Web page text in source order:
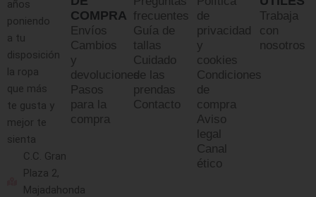
años
poniendo
a tu
disposición
la ropa
que más
te gusta y
mejor te
sienta
C.C. Gran
Plaza 2,
Majadahonda
COMPRA
Envíos
Cambios
y
devoluciones
Pasos
para la
compra
frecuentes
Guía de
tallas
Cuidado
de las
prendas
Contacto
de
privacidad
y
cookies
Condiciones
de
compra
Aviso
legal
Canal
ético
Trabaja
con
nosotros